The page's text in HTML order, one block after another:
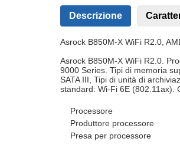
Descrizione
Asrock B850M-X WiFi R2.0,
Asrock B850M-X WiFi R2.0.
9000 Series. Tipi di memoria
SATA III, Tipi di unità di
standard: Wi-Fi 6E (802.11ax).
Processore
Produttore processore
Presa per processore